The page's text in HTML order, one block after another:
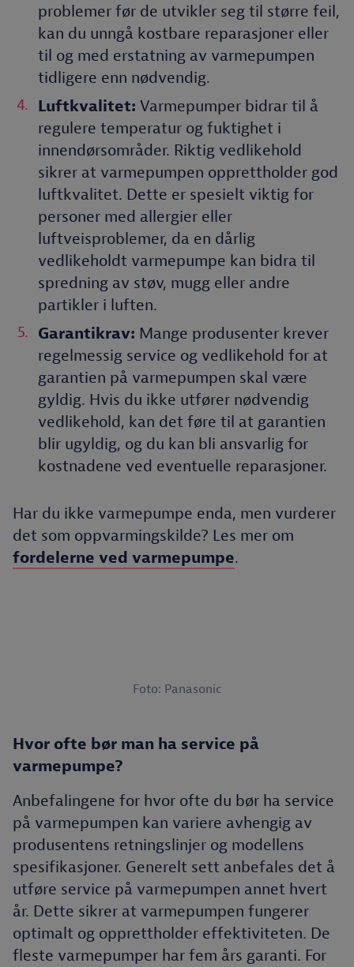
problemer før de utvikler seg til større feil,
kan du unngå kostbare reparasjoner eller
til og med erstatning av varmepumpen
tidligere enn nødvendig.
Luftkvalitet: Varmepumper bidrar til å
regulere temperatur og fuktighet i
innendørsområder. Riktig vedlikehold
sikrer at varmepumpen opprettholder god
luftkvalitet. Dette er spesielt viktig for
personer med allergier eller
luftveisproblemer, da en dårlig
vedlikeholdt varmepumpe kan bidra til
spredning av støv, mugg eller andre
partikler i luften.
Garantikrav: Mange produsenter krever
regelmessig service og vedlikehold for at
garantien på varmepumpen skal være
gyldig. Hvis du ikke utfører nødvendig
vedlikehold, kan det føre til at garantien
blir ugyldig, og du kan bli ansvarlig for
kostnadene ved eventuelle reparasjoner.
Har du ikke varmepumpe enda, men vurderer
det som oppvarmingskilde? Les mer om
fordelerne ved varmepumpe.
Foto: Panasonic
Hvor ofte bør man ha service på
varmepumpe?
Anbefalingene for hvor ofte du bør ha service
på varmepumpen kan variere avhengig av
produsentens retningslinjer og modellens
spesifikasjoner. Generelt sett anbefales det å
utføre service på varmepumpen annet hvert
år. Dette sikrer at varmepumpen fungerer
optimalt og opprettholder effektiviteten. De
fleste varmepumper har fem års garanti. For